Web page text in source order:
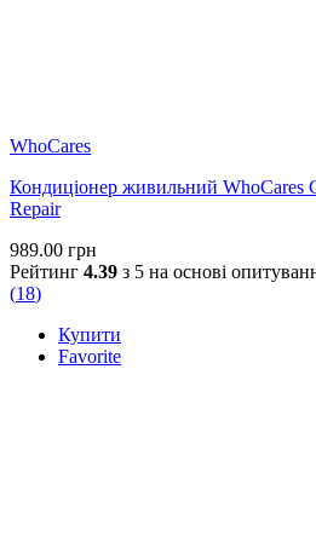
WhoCares
Кондиціонер живильний WhoCares
Repair
989.00 грн
Рейтинг 4.39 з 5 на основі
(18)
Купити
Favorite